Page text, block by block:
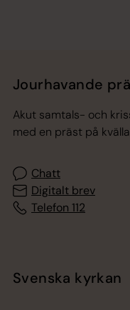
Jourhavande
Akut samtals- och
med en präst på
Chatt
Digitalt brev
Telefon 112
Svenska kyrkan